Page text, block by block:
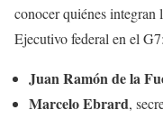
conocer quiénes integran
Ejecutivo federal en el G7:
Juan Ramón de la
Marcelo Ebrard,